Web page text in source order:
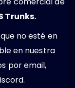
Trunks.
no esté en
en nuestra
por email,